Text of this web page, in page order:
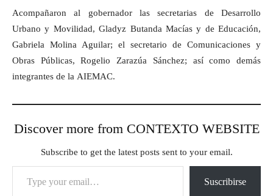
Acompañaron al gobernador las secretarias de Desarrollo
Urbano y Movilidad, Gladyz Butanda Macías y de Educación,
Gabriela Molina Aguilar; el secretario de Comunicaciones y
Obras Públicas, Rogelio Zarazúa Sánchez; así como demás
integrantes de la AIEMAC.
Discover more from CONTEXTO WEBSITE
Subscribe to get the latest posts sent to your email.
Type your email…
Suscribirse